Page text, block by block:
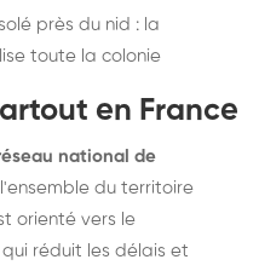
près du nid : la
toute la colonie
en France
national de
du territoire
orienté vers le
réduit les délais et